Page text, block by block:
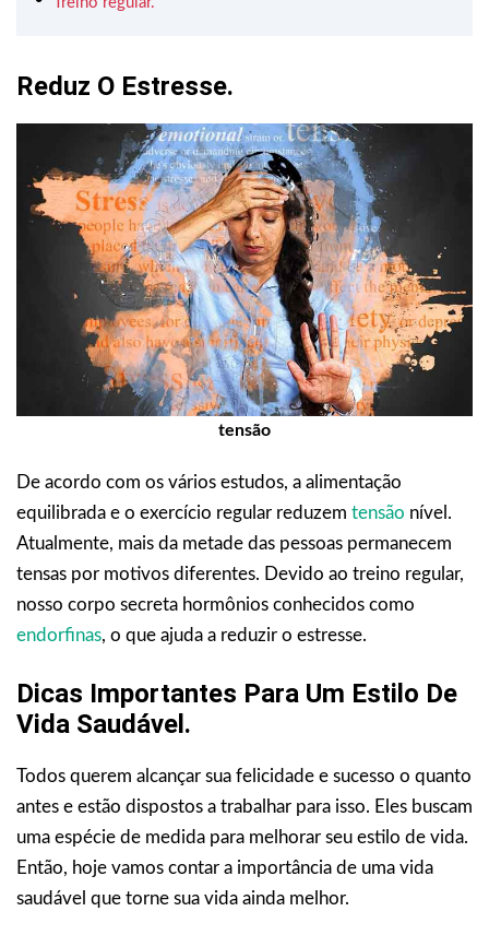
Reduz O Estresse.
tensão
De acordo com os vários estudos, a alimentação
equilibrada e o exercício regular reduzem tensão nível.
Atualmente, mais da metade das pessoas permanecem
tensas por motivos diferentes. Devido ao treino regular,
nosso corpo secreta hormônios conhecidos como
endorfinas, o que ajuda a reduzir o estresse.
Dicas Importantes Para Um Estilo De
Vida Saudável.
Todos querem alcançar sua felicidade e sucesso o quanto
antes e estão dispostos a trabalhar para isso. Eles buscam
uma espécie de medida para melhorar seu estilo de vida.
Então, hoje vamos contar a importância de uma vida
saudável que torne sua vida ainda melhor.